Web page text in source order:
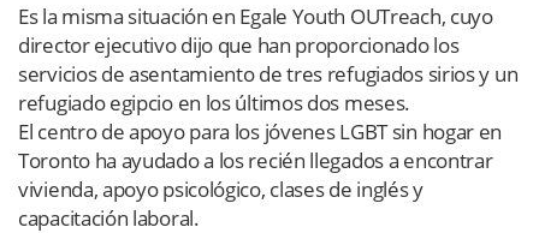
Es la misma situación en Egale Youth OUTreach, cuyo
director ejecutivo dijo que han proporcionado los
servicios de asentamiento de tres refugiados sirios y un
refugiado egipcio en los últimos dos meses.
El centro de apoyo para los jóvenes LGBT sin hogar en
Toronto ha ayudado a los recién llegados a encontrar
vivienda, apoyo psicológico, clases de inglés y
capacitación laboral.